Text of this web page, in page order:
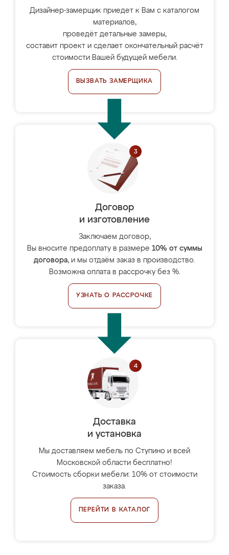
Дизайнер-замерщик приедет к Вам с каталогом
материалов,
проведёт детальные замеры,
составит проект и сделает окончательный расчёт
стоимости Вашей будущей мебели.
ВЫЗВАТЬ ЗАМЕРЩИКА
Договор
и изготовление
Заключаем договор,
Вы вносите предоплату в размере 10% от суммы
договора, и мы отдаём заказ в производство.
Возможна оплата в рассрочку без %.
УЗНАТЬ О РАССРОЧКЕ
Доставка
и установка
Мы доставляем мебель по Ступино и всей
Московской области бесплатно!
Стоимость сборки мебели: 10% от стоимости
заказа.
ПЕРЕЙТИ В КАТАЛОГ